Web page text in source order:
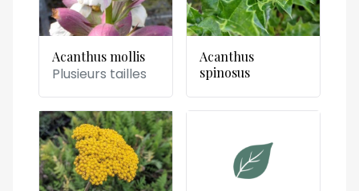
Acanthus mollis
Plusieurs tailles
Acanthus
spinosus